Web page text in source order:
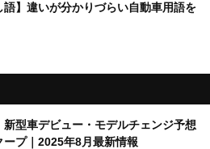
語】違いが分かりづらい自動車用語を
新型車デビュー・モデルチェンジ予想
ープ｜2025年8月最新情報